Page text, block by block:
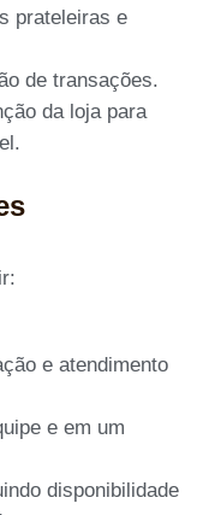
prateleiras e
de transações.
da loja para
e atendimento
e em um
disponibilidade